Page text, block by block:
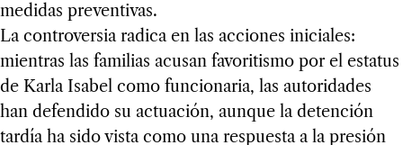
medidas preventivas.
La controversia radica en las acciones iniciales:
mientras las familias acusan favoritismo por el estatus
de Karla Isabel como funcionaria, las autoridades
han defendido su actuación, aunque la detención
tardía ha sido vista como una respuesta a la presión